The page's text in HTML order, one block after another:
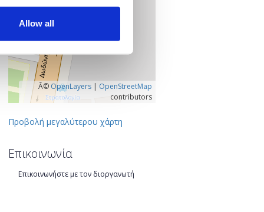
Allow all
Â© OpenLayers| OpenStreetMap
contributors
Προβολή μεγαλύτερου χάρτη
Επικοινωνία
Επικοινωνήστε με τον διοργανωτή